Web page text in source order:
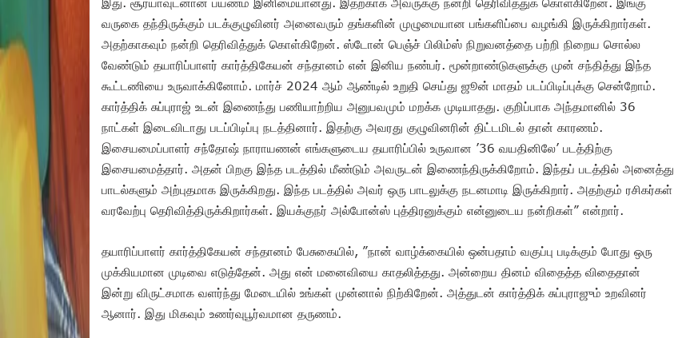
வருகை தந்திருக்கும் படக்குழுவினர் அனைவரும் தங்களின் முழுமையான பங்களிப்பை வழங்கி இருக்கிறார்கள்.
அதற்காகவும் நன்றி தெரிவித்துக் கொள்கிறேன். ஸ்டோன் பெஞ்ச் பிலிம்ஸ் நிறுவனத்தை பற்றி நிறைய சொல்ல
வேண்டும் தயாரிப்பாளர் கார்த்திகேயன் சந்தானம் என் இனிய நண்பர். மூன்றாண்டுகளுக்கு முன் சந்தித்து இந்த
கூட்டணியை உருவாக்கினோம். மார்ச் 2024 ஆம் ஆண்டில் உறுதி செய்து ஜூன் மாதம் படப்பிடிப்புக்கு சென்றோம்.
கார்த்திக் சுப்புராஜ் உடன் இணைந்து பணியாற்றிய அனுபவமும் மறக்க முடியாதது. குறிப்பாக அந்தமானில் 36
நாட்கள் இடைவிடாது படப்பிடிப்பு நடத்தினார். இதற்கு அவரது குழுவினரின் திட்டமிடல் தான் காரணம்.
இசையமைப்பாளர் சந்தோஷ் நாராயணன் எங்களுடைய தயாரிப்பில் உருவான ’36 வயதினிலே’ படத்திற்கு
இசையமைத்தார். அதன் பிறகு இந்த படத்தில் மீண்டும் அவருடன் இணைந்திருக்கிறோம். இந்தப் படத்தில் அனைத்து
பாடல்களும் அற்புதமாக இருக்கிறது. இந்த படத்தில் அவர் ஒரு பாடலுக்கு நடனமாடி இருக்கிறார். அதற்கும் ரசிகர்கள்
வரவேற்பு தெரிவித்திருக்கிறார்கள். இயக்குநர் அல்போன்ஸ் புத்திரனுக்கும் என்னுடைய நன்றிகள்” என்றார்.
தயாரிப்பாளர் கார்த்திகேயன் சந்தானம் பேசுகையில், ”நான் வாழ்க்கையில் ஒன்பதாம் வகுப்பு படிக்கும் போது ஒரு
முக்கியமான முடிவை எடுத்தேன். அது என் மனைவியை காதலித்தது. அன்றைய தினம் விதைத்த விதைதான்
இன்று விருட்சமாக வளர்ந்து மேடையில் உங்கள் முன்னால் நிற்கிறேன். அத்துடன் கார்த்திக் சுப்புராஜும் உறவினர்
ஆனார். இது மிகவும் உணர்வுபூர்வமான தருணம்.